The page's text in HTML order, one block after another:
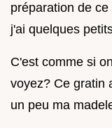
préparation de ce
j'ai quelques
C'est comme si
voyez? Ce gratin
un peu ma